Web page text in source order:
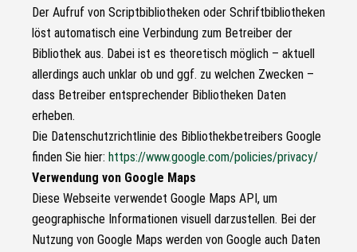
Der Aufruf von Scriptbibliotheken oder Schriftbibliotheken
löst automatisch eine Verbindung zum Betreiber der
Bibliothek aus. Dabei ist es theoretisch möglich – aktuell
allerdings auch unklar ob und ggf. zu welchen Zwecken –
dass Betreiber entsprechender Bibliotheken Daten
erheben.
Die Datenschutzrichtlinie des Bibliothekbetreibers Google
finden Sie hier: https://www.google.com/policies/privacy/
Verwendung von Google Maps
Diese Webseite verwendet Google Maps API, um
geographische Informationen visuell darzustellen. Bei der
Nutzung von Google Maps werden von Google auch Daten